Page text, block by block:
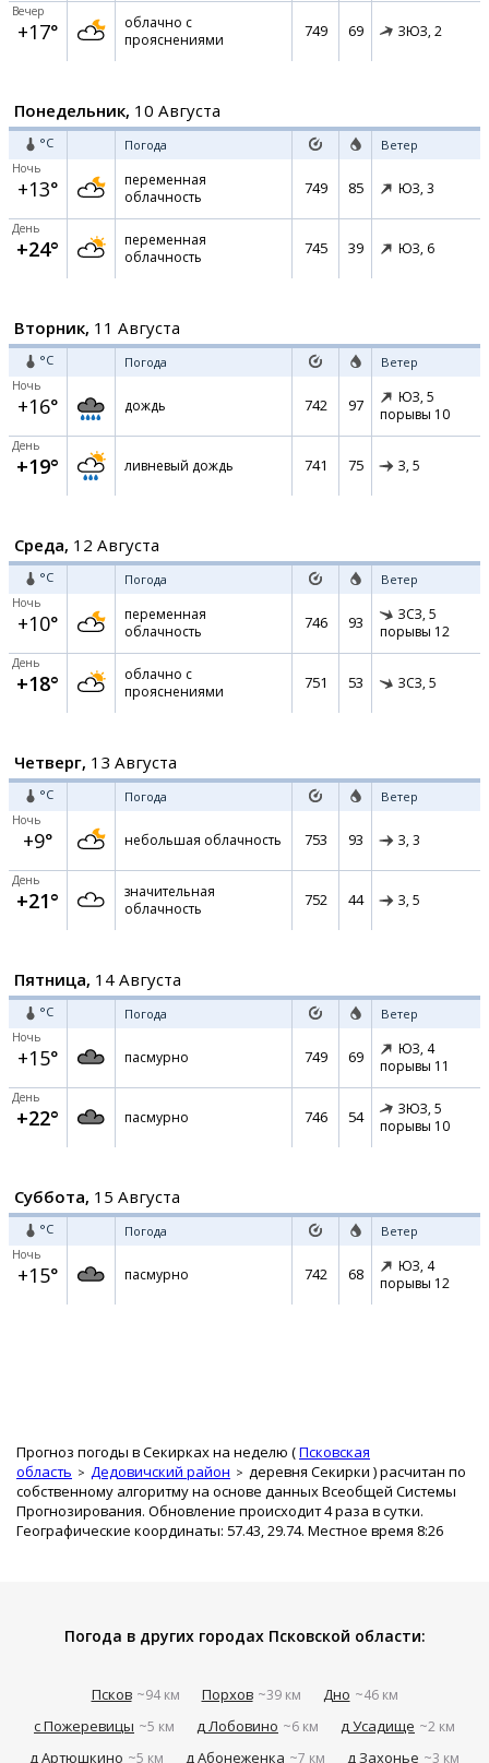
Вечер
+17°
облачно с
прояснениями
749 69 ЗЮЗ, 2
Понедельник, 10 Августа
°C Погода Ветер
Ночь
+13°
переменная
облачность
749 85 ЮЗ, 3
День
+24°
переменная
облачность
745 39 ЮЗ, 6
Вторник, 11 Августа
°C Погода Ветер
Ночь
+16° дождь 742 97 ЮЗ, 5
порывы 10
День
+19° ливневый дождь 741 75 З, 5
Среда, 12 Августа
°C Погода Ветер
Ночь
+10°
переменная
облачность
746 93 ЗСЗ, 5
порывы 12
День
+18°
облачно с
прояснениями
751 53 ЗСЗ, 5
Четверг, 13 Августа
°C Погода Ветер
Ночь
+9° небольшая облачность 753 93 З, 3
День
+21°
значительная
облачность
752 44 З, 5
Пятница, 14 Августа
°C Погода Ветер
Ночь
+15° пасмурно 749 69 ЮЗ, 4
порывы 11
День
+22° пасмурно 746 54 ЗЮЗ, 5
порывы 10
Суббота, 15 Августа
°C Погода Ветер
Ночь
+15° пасмурно 742 68 ЮЗ, 4
порывы 12
Прогноз погоды в Секирках на неделю (Псковская
область
Дедовичский район деревня Секирки ) расчитан по
собственному алгоритму на основе данных Всеобщей Системы
Прогнозирования. Обновление происходит 4 раза в сутки.
Географические координаты: 57.43, 29.74. Местное время 8:26
Погода в других городах Псковской области:
Псков ~94 км Порхов ~39 км Дно ~46 км
с Пожеревицы ~5 км д Лобовино ~6 км д Усадище ~2 км
д Артюшкино ~5 км д Абонеженка ~7 км д Захонье ~3 км